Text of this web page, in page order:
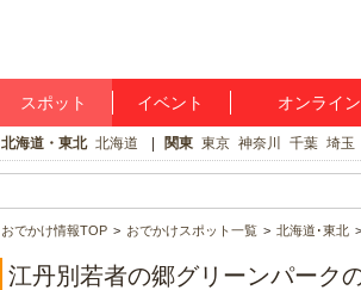
スポット イベント オンライ
北海道・東北 北海道 関東 東京 神奈川 千葉 埼玉
おでかけ情報TOP おでかけスポット一覧 北海道･東北
江丹別若者の郷グリーンパーク